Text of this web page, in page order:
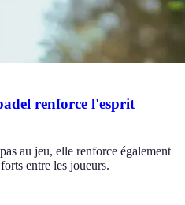
renforce l'esprit
au jeu, elle renforce également
entre les joueurs.